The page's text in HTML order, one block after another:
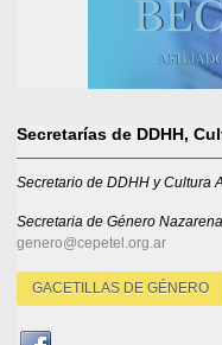
Secretarías de DDHH,
Secretario de DDHH y Cultura
Secretaria de Género
genero@cepetel.org.ar
GACETILLAS DE GÉNERO